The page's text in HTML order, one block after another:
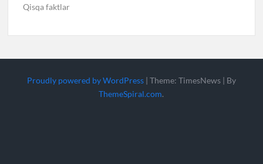
Qisqa faktlar
Proudly powered by WordPress | Theme: TimesNews | By
ThemeSpiral.com.